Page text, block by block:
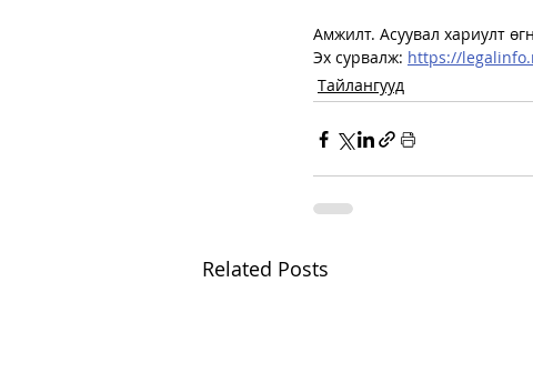
Амжилт. Асуувал хариулт
Эх сурвалж: https://
Тайлангууд
Related Posts